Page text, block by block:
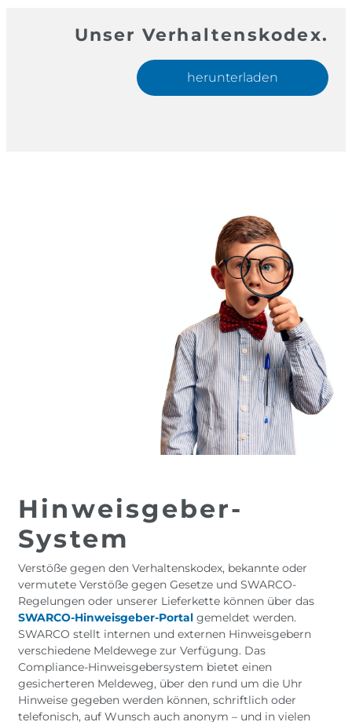
Unser Verhaltenskodex.
herunterladen
Hinweisgeber-
System
Verstöße gegen den Verhaltenskodex, bekannte oder
vermutete Verstöße gegen Gesetze und SWARCO-
Regelungen oder unserer Lieferkette können über das
SWARCO-Hinweisgeber-Portal gemeldet werden.
SWARCO stellt internen und externen Hinweisgebern
verschiedene Meldewege zur Verfügung. Das
Compliance-Hinweisgebersystem bietet einen
gesicherteren Meldeweg, über den rund um die Uhr
Hinweise gegeben werden können, schriftlich oder
telefonisch, auf Wunsch auch anonym – und in vielen